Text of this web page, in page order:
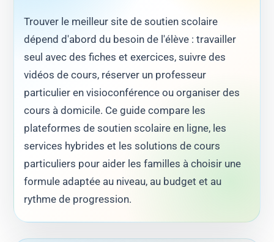
Trouver le meilleur site de soutien scolaire
dépend d'abord du besoin de l'élève : travailler
seul avec des fiches et exercices, suivre des
vidéos de cours, réserver un professeur
particulier en visioconférence ou organiser des
cours à domicile. Ce guide compare les
plateformes de soutien scolaire en ligne, les
services hybrides et les solutions de cours
particuliers pour aider les familles à choisir une
formule adaptée au niveau, au budget et au
rythme de progression.